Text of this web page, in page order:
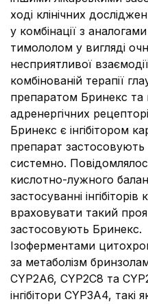
ході клінічних
у комбінації з
тимололом у вигляді
несприятливої
комбінованій терапії
препаратом Бринекс та
адренергічних
Бринекс є інгібітором
препарат застосовують
системно.
кислотно-лужного
застосуванні
враховувати такий
застосовують Бринекс.
Ізоферментами
за метаболізм
CYP2A6, CYP2С8 та
інгібітори CYP3A4, такі